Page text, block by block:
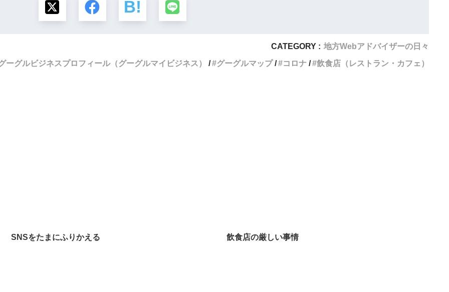
CATEGORY : 地方Webアドバイザーの日々
ーグルビジネスプロフィール（グーグルマイビジネス） グーグルマップ コロナ 飲食店（レストラン・カフェ）
SNSをたまにふりかえる 飲食店の厳しい事情